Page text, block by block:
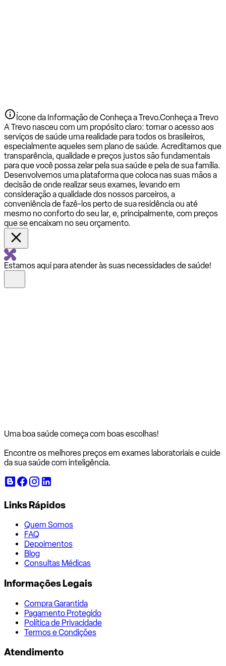
Ícone da Informação de Conheça a Trevo.Conheça a Trevo
A Trevo nasceu com um propósito claro: tornar o acesso aos
serviços de saúde uma realidade para todos os brasileiros,
especialmente aqueles sem plano de saúde. Acreditamos que
transparência, qualidade e preços justos são fundamentais
para que você possa zelar pela sua saúde e pela de sua família.
Desenvolvemos uma plataforma que coloca nas suas mãos a
decisão de onde realizar seus exames, levando em
consideração a qualidade dos nossos parceiros, a
conveniência de fazê-los perto de sua residência ou até
mesmo no conforto do seu lar, e, principalmente, com preços
que se encaixam no seu orçamento.
Estamos aqui para atender às suas necessidades de saúde!
Uma boa saúde começa com boas escolhas!
Encontre os melhores preços em exames laboratoriais e cuide
da sua saúde com inteligência.
Links Rápidos
Quem Somos
FAQ
Depoimentos
Blog
Consultas Médicas
Informações Legais
Compra Garantida
Pagamento Protegido
Política de Privacidade
Termos e Condições
Atendimento